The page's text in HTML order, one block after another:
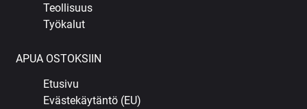
Teollisuus
Työkalut
APUA OSTOKSIIN
Etusivu
Evästekäytäntö (EU)